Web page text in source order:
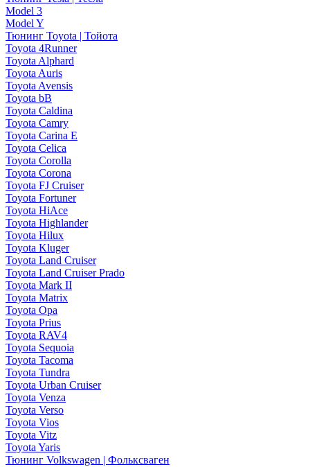
Model 3
Model Y
Тюнинг Toyota | Тойота
Toyota 4Runner
Toyota Alphard
Toyota Auris
Toyota Avensis
Toyota bB
Toyota Caldina
Toyota Camry
Toyota Carina E
Toyota Celica
Toyota Corolla
Toyota Corona
Toyota FJ Cruiser
Toyota Fortuner
Toyota HiAce
Toyota Highlander
Toyota Hilux
Toyota Kluger
Toyota Land Cruiser
Toyota Land Cruiser Prado
Toyota Mark II
Toyota Matrix
Toyota Opa
Toyota Prius
Toyota RAV4
Toyota Sequoia
Toyota Tacoma
Toyota Tundra
Toyota Urban Cruiser
Toyota Venza
Toyota Verso
Toyota Vios
Toyota Vitz
Toyota Yaris
Тюнинг Volkswagen | Фольксваген